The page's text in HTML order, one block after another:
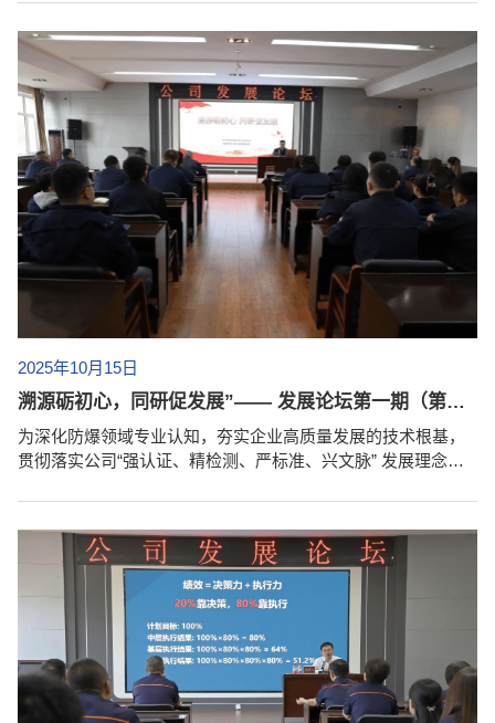
三楼大会议室举办企业发展论坛第一期（第六讲）暨安全生产
责任落实推进大会，全体员工参加学习。本次论坛由公司安全
生产分管领导、副书记石长山主讲，授课内容紧扣习近平总书
记关于安全生产的重要指示精神，...
2025年10月15日
溯源砺初心，同研促发展”—— 发展论坛第一期（第五讲）暨防爆理论历史、基础知识专题分享会成功举办
为深化防爆领域专业认知，夯实企业高质量发展的技术根基，
贯彻落实公司“强认证、精检测、严标准、兴文脉” 发展理念，2
史、基础知识专题分享在公司三楼大会议室如期举行，无锡分
公司员工及出差员工通过网络形式参会，实现全员同步学习、
深度交流。本次专题分享会由书记、执行董事、总经理王立名
主持，根据王立名同志的指示，...